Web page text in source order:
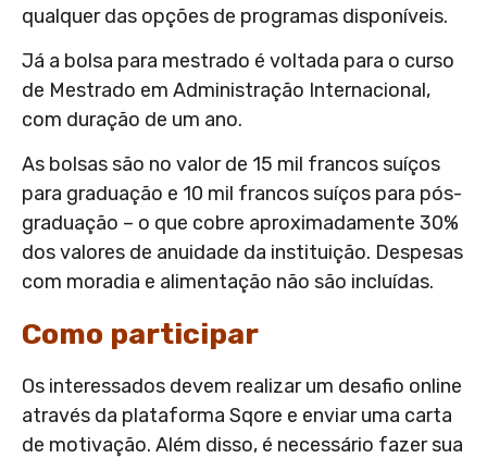
qualquer das opções de programas disponíveis.
Já a bolsa para mestrado é voltada para o curso
de Mestrado em Administração Internacional,
com duração de um ano.
As bolsas são no valor de 15 mil francos suíços
para graduação e 10 mil francos suíços para pós-
graduação – o que cobre aproximadamente 30%
dos valores de anuidade da instituição. Despesas
com moradia e alimentação não são incluídas.
Como participar
Os interessados devem realizar um desafio online
através da plataforma Sqore e enviar uma carta
de motivação. Além disso, é necessário fazer sua